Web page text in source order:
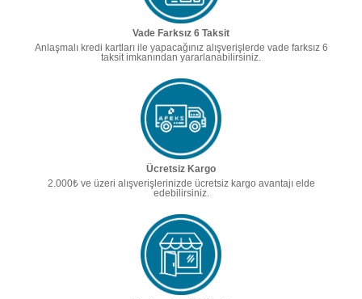
Vade Farksız 6 Taksit
Anlaşmalı kredi kartları ile yapacağınız alışverişlerde vade farksız 6
taksit imkanından yararlanabilirsiniz.
Ücretsiz Kargo
2.000₺ ve üzeri alışverişlerinizde ücretsiz kargo avantajı elde
edebilirsiniz.